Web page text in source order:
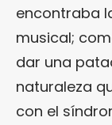
encontraba
musical;
dar una
naturaleza
con el